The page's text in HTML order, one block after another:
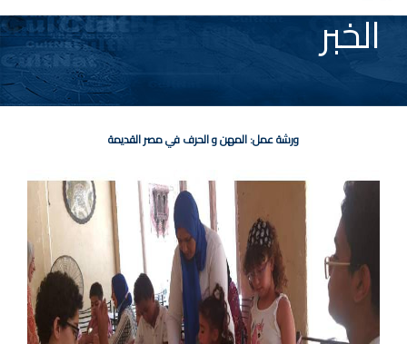
الخبر
ورشة عمل: المهن و الحرف في مصر القديمة